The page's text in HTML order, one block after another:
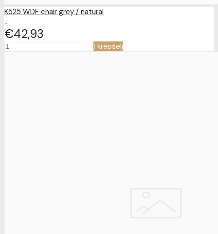
K525 WDF chair grey / natural
..
€42 93
Į krepšelį